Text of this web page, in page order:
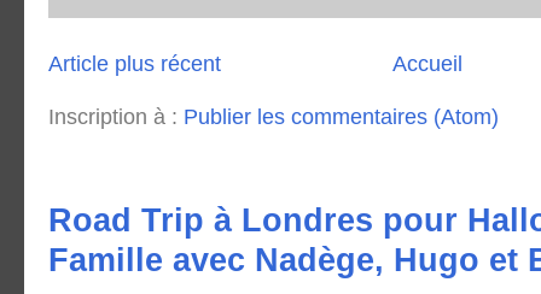
Article plus récent Accueil
Inscription à : Publier les commentaires (Atom)
Road Trip à Londres pour
Famille avec Nadège, Hugo et